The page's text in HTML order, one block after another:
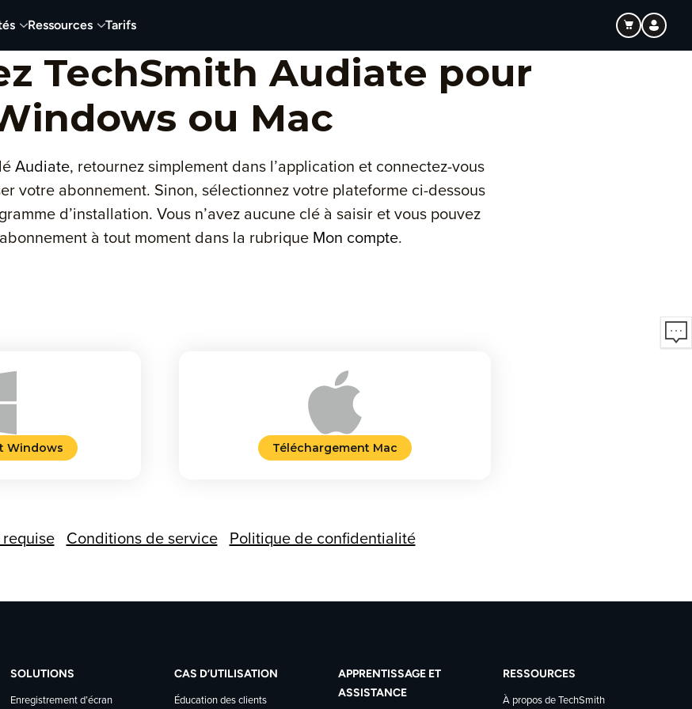
Ressources Tarifs
TechSmith Audiate pour
ou Mac
Audiate, retournez simplement dans l’application et connectez-vous
votre abonnement. Sinon, sélectionnez votre plateforme ci-dessous
d’installation. Vous n’avez aucune clé à saisir et vous pouvez
à tout moment dans la rubrique Mon compte.
Windows Téléchargement Mac
Conditions de service Politique de confidentialité
SOLUTIONS
Enregistrement d’écran
CAS D’UTILISATION
Éducation des clients
APPRENTISSAGE ET
ASSISTANCE
RESSOURCES
À propos de TechSmith